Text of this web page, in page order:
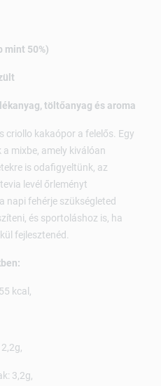
mint 50%)
töltőanyag és aroma
criollo kakaópor a felelős. Egy
mixbe, amely kiválóan
is odafigyeltünk, az
levél őrleményt
napi fehérje szükségleted
és sportoláshoz is, ha
fejlesztenéd.
kcal,
3,2g,